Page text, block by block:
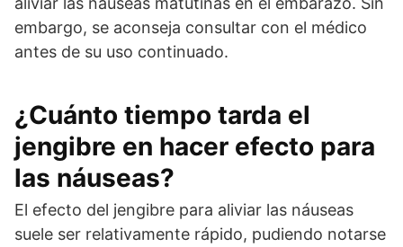
embargo, se aconseja consultar con el médico
antes de su uso continuado.
¿Cuánto tiempo tarda el
jengibre en hacer efecto para
las náuseas?
El efecto del jengibre para aliviar las náuseas
suele ser relativamente rápido, pudiendo notarse